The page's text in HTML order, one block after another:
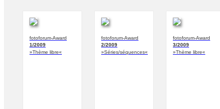
fotoforum-Award
1/2009
»Thème libre«
fotoforum-Award
2/2009
»Séries/séquences«
fotoforum-Award
3/2009
»Thème libre«